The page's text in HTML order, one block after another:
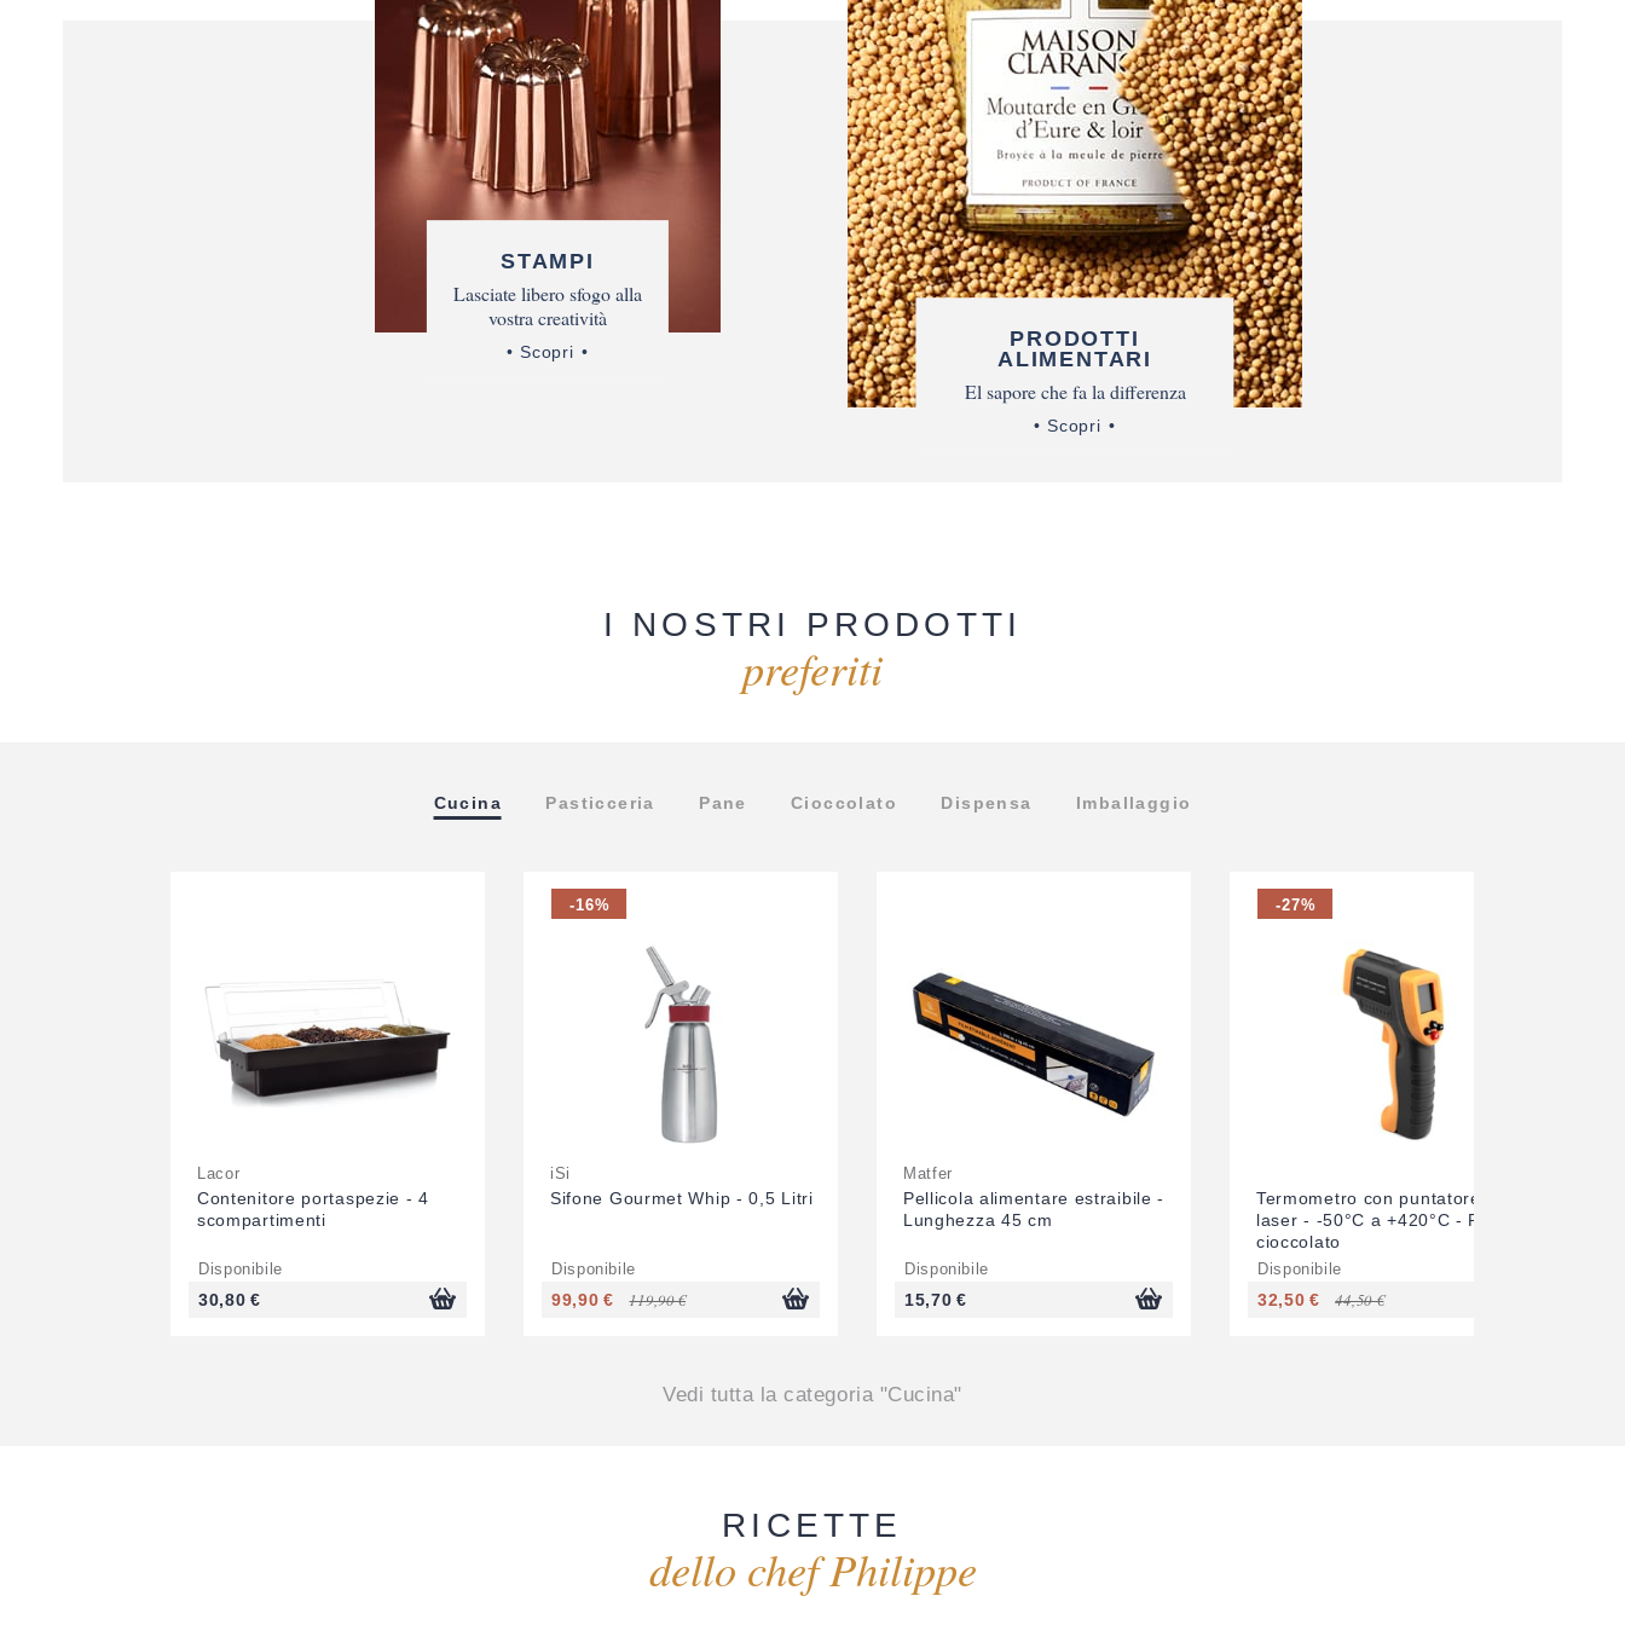
STAMPI
Lasciate libero sfogo alla
vostra creatività
Scopri
PRODOTTI
ALIMENTARI
El sapore che fa la differenza
Scopri
I NOSTRI PRODOTTI
preferiti
Cucina Pasticceria Pane Cioccolato Dispensa Imballaggio
Lacor
Contenitore portaspezie - 4
scompartimenti
Disponibile
30,80 €
-16%
iSi
Sifone Gourmet Whip - 0,5 Litri
Disponibile
99,90 € 119,90 €
Matfer
Pellicola alimentare estraibile -
Lunghezza 45 cm
Disponibile
15,70 €
-27%
Termometro con puntatore
laser - -50°C a +420°C - Per
cioccolato
Disponibile
32,50 € 44,50 €
Vedi tutta la categoria "Cucina"
RICETTE
dello chef Philippe